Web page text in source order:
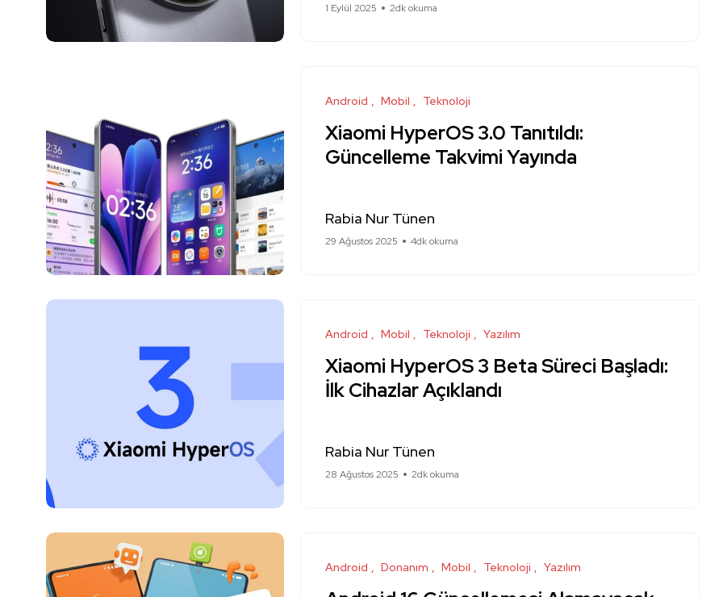
1 Eylül 2025 2dk okuma
Android Mobil Teknoloji
Xiaomi HyperOS 3.0 Tanıtıldı:
Güncelleme Takvimi Yayında
Rabia Nur Tünen
29 Ağustos 2025 4dk okuma
Android Mobil Teknoloji Yazılım
Xiaomi HyperOS 3 Beta Süreci Başladı:
İlk Cihazlar Açıklandı
Rabia Nur Tünen
28 Ağustos 2025 2dk okuma
Android Donanım Mobil Teknoloji Yazılım